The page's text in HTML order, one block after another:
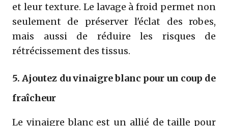
et leur texture. Le lavage à froid permet non
seulement de préserver l'éclat des robes,
mais aussi de réduire les risques de
rétrécissement des tissus.
5. Ajoutez du vinaigre blanc pour un coup de
fraîcheur
Le vinaigre blanc est un allié de taille pour